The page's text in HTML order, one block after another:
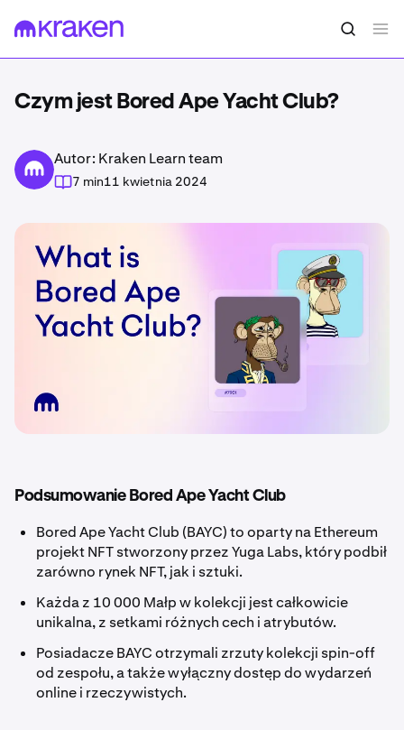
Czym jest Bored Ape Yacht Club?
Autor: Kraken Learn team
7 min11 kwietnia 2024
Podsumowanie Bored Ape Yacht Club
Bored Ape Yacht Club (BAYC) to oparty na Ethereum
projekt NFT stworzony przez Yuga Labs, który podbił
zarówno rynek NFT, jak i sztuki.
Każda z 10 000 Małp w kolekcji jest całkowicie
unikalna, z setkami różnych cech i atrybutów.
Posiadacze BAYC otrzymali zrzuty kolekcji spin-off
od zespołu, a także wyłączny dostęp do wydarzeń
online i rzeczywistych.